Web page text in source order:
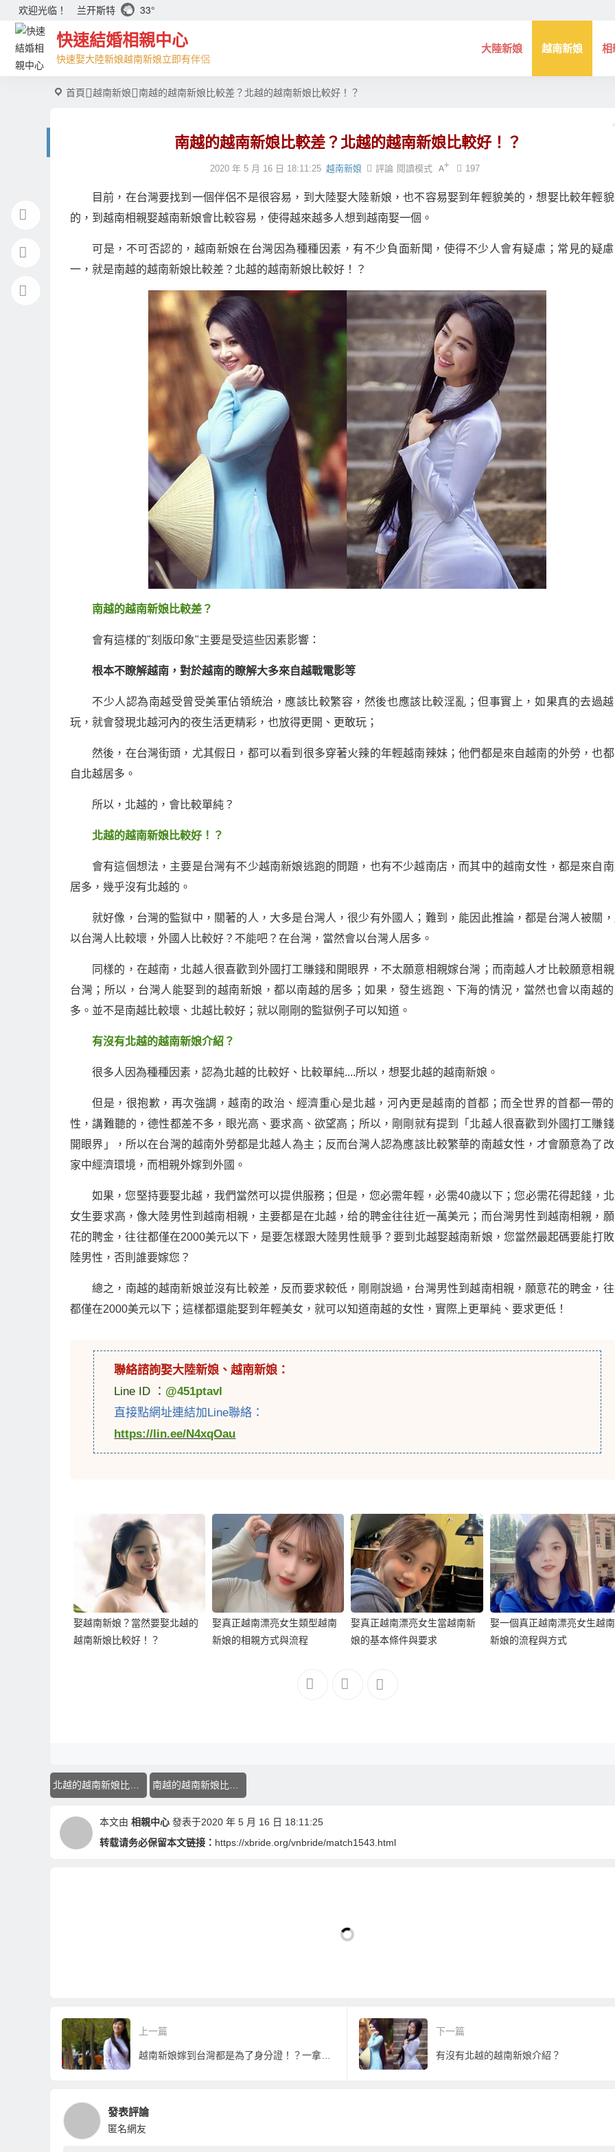
欢迎光临！ 兰开斯特 33°
快速結婚相親中心
快速娶大陸新娘越南新娘立即有伴侶
大陸新娘 越南新娘 相
首頁 越南新娘 南越的越南新娘比較差？北越的越南新娘比較好！？
南越的越南新娘比較差？北越的越南新娘比較好！？
2020 年 5 月 16 日 18:11:25 越南新娘 評論 197
閱讀模式
目前，在台灣要找到一個伴侶不是很容易，到大陸娶大陸新娘，也不容易娶到年輕貌美的，想娶比較年輕
的，到越南相親娶越南新娘會比較容易，使得越來越多人想到越南娶一個。
可是，不可否認的，越南新娘在台灣因為種種因素，有不少負面新聞，使得不少人會有疑慮；常見的疑
一，就是南越的越南新娘比較差？北越的越南新娘比較好！？
南越的越南新娘比較差？
會有這樣的"刻版印象"主要是受這些因素影響：
根本不瞭解越南，對於越南的瞭解大多來自越戰電影等
不少人認為南越受曾受美軍佔領統治，應該比較繁容，然後也應該比較淫亂；但事實上，如果真的去過
玩，就會發現北越河內的夜生活更精彩，也放得更開、更敢玩；
然後，在台灣街頭，尤其假日，都可以看到很多穿著火辣的年輕越南辣妹；他們都是來自越南的外勞，也
自北越居多。
所以，北越的，會比較單純？
北越的越南新娘比較好！？
會有這個想法，主要是台灣有不少越南新娘逃跑的問題，也有不少越南店，而其中的越南女性，都是來自
居多，幾乎沒有北越的。
就好像，台灣的監獄中，關著的人，大多是台灣人，很少有外國人；難到，能因此推論，都是台灣人被關
以台灣人比較壞，外國人比較好？不能吧？在台灣，當然會以台灣人居多。
同樣的，在越南，北越人很喜歡到外國打工賺錢和開眼界，不太願意相親嫁台灣；而南越人才比較願意相
台灣；所以，台灣人能娶到的越南新娘，都以南越的居多；如果，發生逃跑、下海的情況，當然也會以南越
多。並不是南越比較壞、北越比較好；就以剛剛的監獄例子可以知道。
有沒有北越的越南新娘介紹？
很多人因為種種因素，認為北越的比較好、比較單純....所以，想娶北越的越南新娘。
但是，很抱歉，再次強調，越南的政治、經濟重心是北越，河內更是越南的首都；而全世界的首都一帶
性，講難聽的，德性都差不多，眼光高、要求高、欲望高；所以，剛剛就有提到「北越人很喜歡到外國打工賺
開眼界」，所以在台灣的越南外勞都是北越人為主；反而台灣人認為應該比較繁華的南越女性，才會願意為了
家中經濟環境，而相親外嫁到外國。
如果，您堅持要娶北越，我們當然可以提供服務；但是，您必需年輕，必需40歲以下；您必需花得起錢，
女生要求高，像大陸男性到越南相親，主要都是在北越，给的聘金往往近一萬美元；而台灣男性到越南相親，
花的聘金，往往都僅在2000美元以下，是要怎樣跟大陸男性競爭？要到北越娶越南新娘，您當然最起碼要能打
陸男性，否則誰要嫁您？
總之，南越的越南新娘並沒有比較差，反而要求較低，剛剛說過，台灣男性到越南相親，願意花的聘金，
都僅在2000美元以下；這樣都還能娶到年輕美女，就可以知道南越的女性，實際上更單純、要求更低！
聯絡諮詢娶大陸新娘 、越南新娘 ：
Line ID ： @451ptavl
直接點網址連結加Line聯絡：
https://lin.ee/N4xqOau
娶越南新娘？當然要娶北越的
越南新娘比較好！？
娶真正越南漂亮女生類型越南
新娘的相親方式與流程
娶真正越南漂亮女生當越南新
娘的基本條件與要求
娶一個真正越南漂亮女生越南
新娘的流程與方式
北越的越南新娘比較好 南越的越南新娘比較差
本文由 相親中心 發表于2020 年 5 月 16 日 18:11:25
转载请务必保留本文链接： https://xbride.org/vnbride/match1543.html
上一篇
越南新娘嫁到台灣都是為了身分證！？一拿到身分證就會離婚！？
下一篇
有沒有北越的越南新娘介紹？
發表評論
匿名網友